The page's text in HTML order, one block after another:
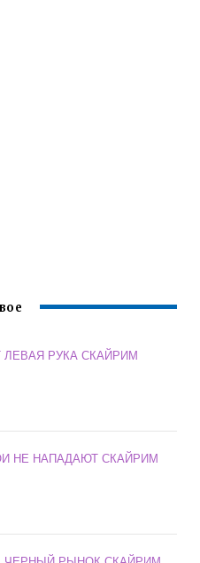
ЛЕВАЯ РУКА СКАЙРИМ
НЕ НАПАДАЮТ СКАЙРИМ